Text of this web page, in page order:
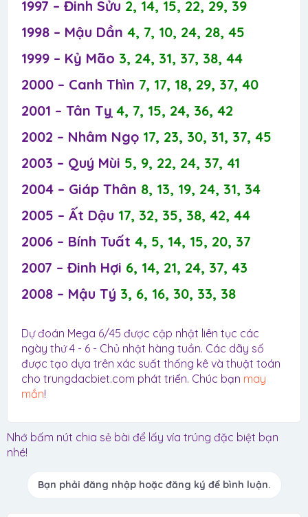
1997 – Đinh Sửu 2, 14, 15, 22, 29, 39
1998 – Mậu Dần 4, 7, 10, 24, 28, 45
1999 – Kỷ Mão 3, 24, 31, 37, 38, 44
2000 – Canh Thìn 7, 17, 18, 29, 37, 40
2001 – Tân Tỵ 4, 7, 15, 24, 36, 42
2002 – Nhâm Ngọ 17, 23, 30, 31, 37, 45
2003 – Quý Mùi 5, 9, 22, 24, 37, 41
2004 – Giáp Thân 8, 13, 19, 24, 31, 34
2005 – Ất Dậu 17, 32, 35, 38, 42, 44
2006 – Bính Tuất 4, 5, 14, 15, 20, 37
2007 – Đinh Hợi 6, 14, 21, 24, 37, 43
2008 – Mậu Tý 3, 6, 16, 30, 33, 38
Dự đoán Mega 6/45 được cập nhật liên tục các
ngày thứ 4 - 6 - Chủ nhật hàng tuần. Các dãy số
được tạo dựa trên xác suất thống kê và thuật toán
cho trungdacbiet.com phát triển. Chúc bạn may
mắn!
Nhớ bấm nút chia sẻ bài để lấy vía trúng đặc biệt bạn
nhé!
Bạn phải đăng nhập hoặc đăng ký để bình luận.